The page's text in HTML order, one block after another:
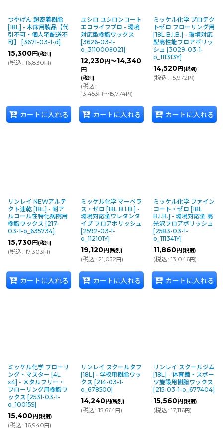
つやげん 超密着樹脂
[18L] - 木床用製品【代
引不可・個人宅配送不
可】
[3671-03-1-d]
15,300円 (税別)
(税込: 16,830円)
カートに入れる
ユシロ ユシロンコート
エコライフプロ - 環境
対応型樹脂ワックス
[3626-03-1-
o_3110008021]
12,230円～14,340
円
(税別)
(税込:
13,453円～15,774円)
カートに入れる
ミッケル化学 プロテク
トゼロ フローリング用
[18L B.I.B.] - 環境対応
型高性能フロアポリッ
シュ [3029-03-1-
o_111313Y]
14,520円 (税別)
(税込: 15,972円)
カートに入れる
リンレイ NEWアルテ
クト速乾 [18L] - 耐ア
ルコール性特化病院用
樹脂ワックス [217-
03-1-o_635734]
15,730円 (税別)
(税込: 17,303円)
カートに入れる
ミッケル化学 マーベラ
ス・ゼロ [18L B.I.B.] -
環境対応型ウレタンタ
イプ フロアポリッシュ
[2592-03-1-
o_112101Y]
19,120円 (税別)
(税込: 21,032円)
カートに入れる
ミッケル化学 ファイン
コート・ゼロ [18L
B.I.B.] - 環境対応型 高
光沢フロアポリッシュ
[2583-03-1-
o_111341Y]
11,860円 (税別)
(税込: 13,046円)
カートに入れる
ミッケル化学 フローリ
ング・マスター [4L
x4] - メタルフリー・
フローリング用樹脂ワ
ックス [2531-03-1-
o_10015S]
15,400円 (税別)
(税込: 16,940円)
リンレイ スクールタフ
[18L] - 学校用樹脂ワッ
クス [214-03-1-
o_678500]
14,240円 (税別)
(税込: 15,664円)
リンレイ スクールジム
[18L] - 体育館・スポー
ツ施設用樹脂ワックス
[215-03-1-o_677404]
15,560円 (税別)
(税込: 17,116円)